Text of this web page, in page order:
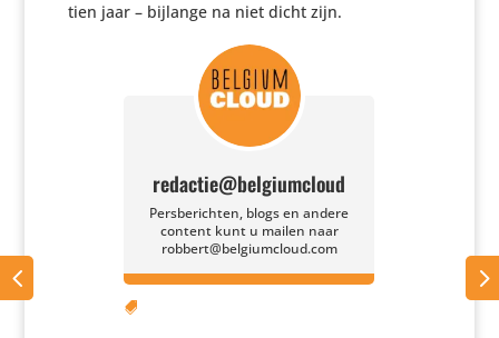
tien jaar – bijlange na niet dicht zijn.
redactie@belgiumcloud
Persberichten, blogs en andere
content kunt u mailen naar
robbert@belgiumcloud.com
